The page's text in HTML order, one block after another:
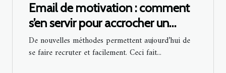
Email de motivation : comment
s’en servir pour accrocher un
recrutement ?
De nouvelles méthodes permettent aujourd’hui de
se faire recruter et facilement. Ceci fait...